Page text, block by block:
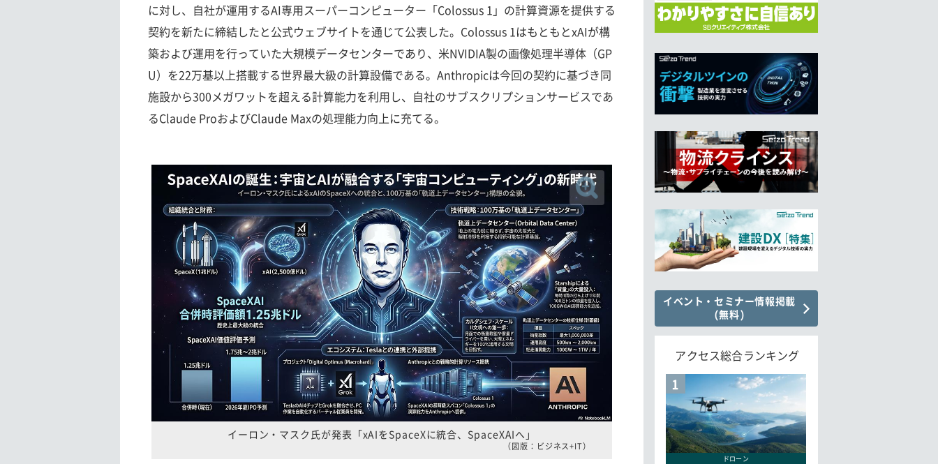
に対し、自社が運用するAI専用スーパーコンピューター「Colossus 1」の計算資源を提供する
契約を新たに締結したと公式ウェブサイトを通じて公表した。Colossus 1はもともとxAIが構
築および運用を行っていた大規模データセンターであり、米NVIDIA製の画像処理半導体（GP
U）を22万基以上搭載する世界最大級の計算設備である。Anthropicは今回の契約に基づき同
施設から300メガワットを超える計算能力を利用し、自社のサブスクリプションサービスであ
るClaude ProおよびClaude Maxの処理能力向上に充てる。
イーロン・マスク氏が発表「xAIをSpaceXに統合、SpaceXAIへ」
（図版：ビジネス+IT）
イベント・セミナー情報掲載
(無料)
アクセス総合ランキング
1
ドローン